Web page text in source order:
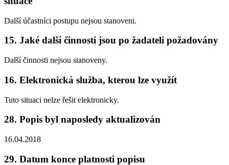
Další účastníci postupu nejsou stanoveni.
15. Jaké další činnosti jsou po žadateli požadovány
Další činnosti nejsou stanoveny.
16. Elektronická služba, kterou lze využít
Tuto situaci nelze řešit elektronicky.
28. Popis byl naposledy aktualizován
16.04.2018
29. Datum konce platnosti popisu